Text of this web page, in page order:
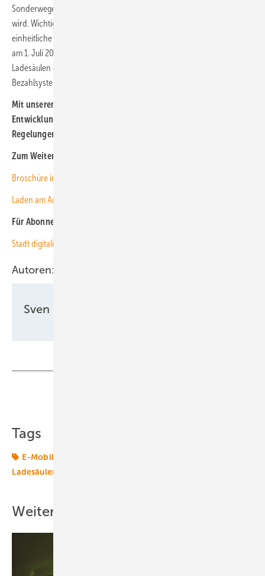
Sonderwege festschreibt, deren Haltbarkeit absehbar begrenzt sein
wird. Wichtig ist eine auf nationaler und auf europäischer Ebene
einheitliche Lösung.“ Allerdings wird der Einbau von Kartenlesern erst
am 1. Juli 2023 verpflichtend. Bis dahin können die Betreiber der
Ladesäulen den Strom noch mit anderen bargeldlosen
Bezahlsystemen abrechnen.
Mit unserem kostenlosen Newsletter halten wir Sie über die
Entwicklung der Elektromobilität und den dazugehörigen
Regelungen auf dem Laufenden.
Zum Weiterlesen:
Broschüre informiert über die Ladeinfrastruktur in Wohngebäuden
Laden am Arbeitsplatz – kein Problem für das Netz?
Für Abonnenten:
Stadt digitalisiert Zukunft
Autoren:
Sven Ullrich
Tags
E-Mobilität
Ladesäulen
Weitere Inhalte